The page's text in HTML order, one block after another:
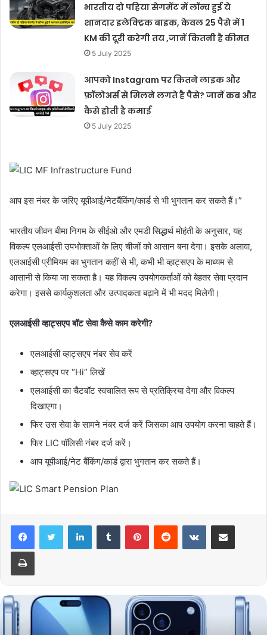
भारतीय दो पहिया सेगमेंट में लॉन्च हुई ये
शानदार इलेक्ट्रिक बाइक, केवल 25 पैसे में 1
KM की दूरी करेगी तय ,जानें कितनी है कीमत
5 July 2025
आपको Instagram पर कितने लाइक और
फ़ॉलोअर्स से मिलने लगते है पैसे? जानें कब और
कैसे होती है कमाई
5 July 2025
आप इस नंबर के जरिए यूपीआई/नेटबैंकिंग/कार्ड से भी भुगतान कर सकते हैं।”
भारतीय जीवन बीमा निगम के सीईओ और एमडी सिद्धार्थ मोहंती के अनुसार, यह
विकल्प एलआईसी उपभोक्ताओं के लिए चीजों को आसान बना देगा। इसके अलावा,
एलआईसी प्रीमियम का भुगतान कहीं से भी, कभी भी व्हाट्सएप के माध्यम से
आसानी से किया जा सकता है। यह विकल्प उपयोगकर्ताओं को बेहतर सेवा प्रदान
करेगा। इससे कार्यकुशलता और उत्पादकता बढ़ाने में भी मदद मिलेगी।
एलआईसी व्हाट्सएप बॉट सेवा कैसे काम करेगी?
एलआईसी व्हाट्सएप नंबर सेव करें
व्हाट्सएप पर “Hi” लिखें
एलआईसी का चैटबॉट स्वचालित रूप से प्रतिक्रिया देगा और विकल्प
दिखाएगा।
फिर उस सेवा के सामने नंबर दर्ज करें जिसका आप उपयोग करना चाहते हैं।
फिर LIC पॉलिसी नंबर दर्ज करें।
आप यूपीआई/नेट बैंकिंग/कार्ड द्वारा भुगतान कर सकते हैं।